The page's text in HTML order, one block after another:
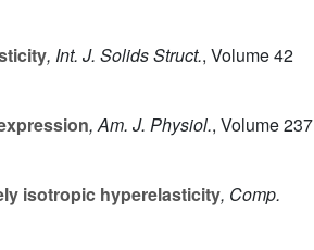
, Int. J. Solids Struct., Volume 42
, Am. J. Physiol., Volume 237
isotropic hyperelasticity, Comp.